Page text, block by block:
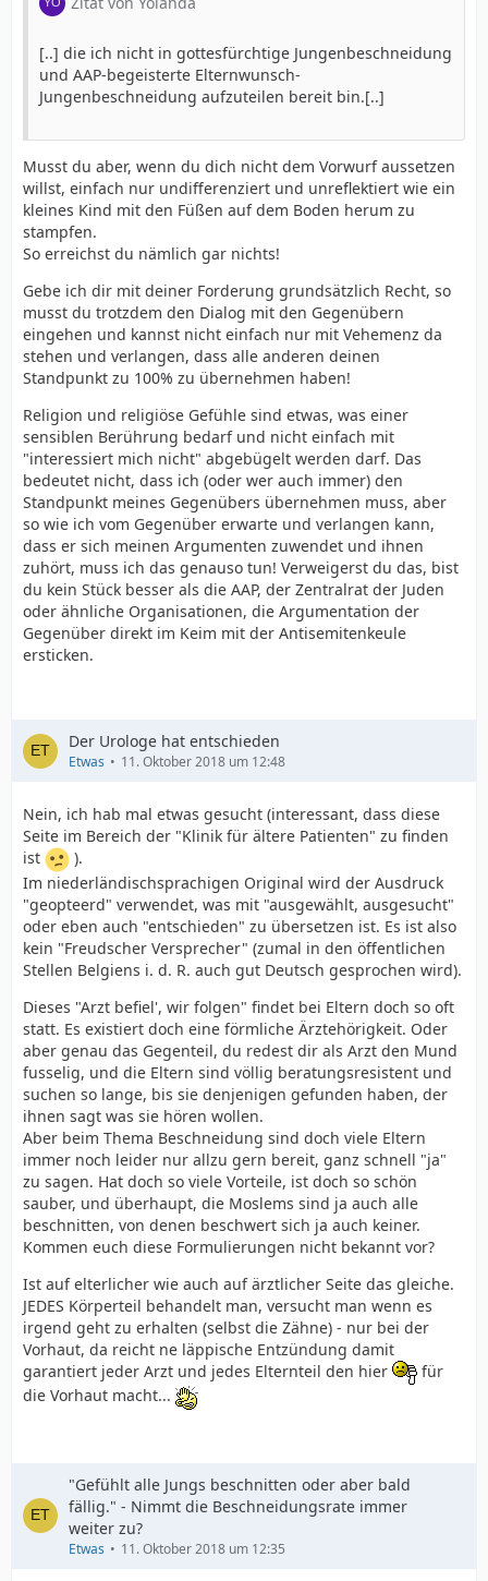
[..] die ich nicht in gottesfürchtige Jungenbeschneidung
und AAP-begeisterte Elternwunsch-
Jungenbeschneidung aufzuteilen bereit bin.[..]
Musst du aber, wenn du dich nicht dem Vorwurf aussetzen
willst, einfach nur undifferenziert und unreflektiert wie ein
kleines Kind mit den Füßen auf dem Boden herum zu
stampfen.
So erreichst du nämlich gar nichts!
Gebe ich dir mit deiner Forderung grundsätzlich Recht, so
musst du trotzdem den Dialog mit den Gegenübern
eingehen und kannst nicht einfach nur mit Vehemenz da
stehen und verlangen, dass alle anderen deinen
Standpunkt zu 100% zu übernehmen haben!
Religion und religiöse Gefühle sind etwas, was einer
sensiblen Berührung bedarf und nicht einfach mit
"interessiert mich nicht" abgebügelt werden darf. Das
bedeutet nicht, dass ich (oder wer auch immer) den
Standpunkt meines Gegenübers übernehmen muss, aber
so wie ich vom Gegenüber erwarte und verlangen kann,
dass er sich meinen Argumenten zuwendet und ihnen
zuhört, muss ich das genauso tun! Verweigerst du das, bist
du kein Stück besser als die AAP, der Zentralrat der Juden
oder ähnliche Organisationen, die Argumentation der
Gegenüber direkt im Keim mit der Antisemitenkeule
ersticken.
Der Urologe hat entschieden
Etwas 11. Oktober 2018 um 12:48
Nein, ich hab mal etwas gesucht (interessant, dass diese
Seite im Bereich der "Klinik für ältere Patienten" zu finden
ist
).
Im niederländischsprachigen Original wird der Ausdruck
"geopteerd" verwendet, was mit "ausgewählt, ausgesucht"
oder eben auch "entschieden" zu übersetzen ist. Es ist also
kein "Freudscher Versprecher" (zumal in den öffentlichen
Stellen Belgiens i. d. R. auch gut Deutsch gesprochen wird).
Dieses "Arzt befiel', wir folgen" findet bei Eltern doch so oft
statt. Es existiert doch eine förmliche Ärztehörigkeit. Oder
aber genau das Gegenteil, du redest dir als Arzt den Mund
fusselig, und die Eltern sind völlig beratungsresistent und
suchen so lange, bis sie denjenigen gefunden haben, der
ihnen sagt was sie hören wollen.
Aber beim Thema Beschneidung sind doch viele Eltern
immer noch leider nur allzu gern bereit, ganz schnell "ja"
zu sagen. Hat doch so viele Vorteile, ist doch so schön
sauber, und überhaupt, die Moslems sind ja auch alle
beschnitten, von denen beschwert sich ja auch keiner.
Kommen euch diese Formulierungen nicht bekannt vor?
Ist auf elterlicher wie auch auf ärztlicher Seite das gleiche.
JEDES Körperteil behandelt man, versucht man wenn es
irgend geht zu erhalten (selbst die Zähne) - nur bei der
Vorhaut, da reicht ne läppische Entzündung damit
garantiert jeder Arzt und jedes Elternteil den hier
für
die Vorhaut macht...
"Gefühlt alle Jungs beschnitten oder aber bald
fällig." - Nimmt die Beschneidungsrate immer
weiter zu?
Etwas 11. Oktober 2018 um 12:35